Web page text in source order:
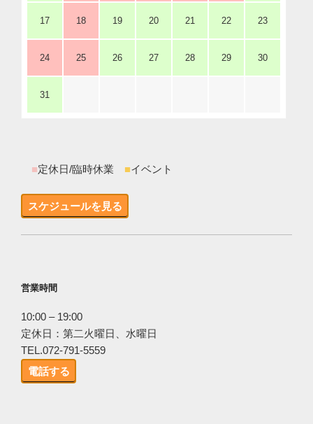
17 18 19 20 21 22 23
24 25 26 27 28 29 30
31
■定休日/臨時休業 ■イベント
スケジュールを見る
営業時間
10:00 – 19:00
定休日：第二火曜日、水曜日
TEL.072-791-5559
電話する